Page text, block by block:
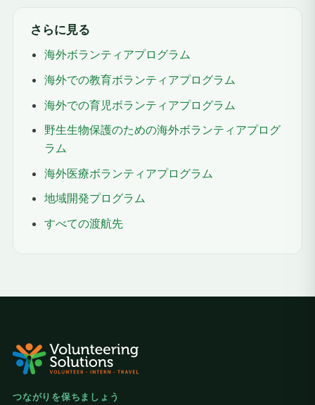
さらに見る
海外ボランティアプログラム
海外での教育ボランティアプログラム
海外での育児ボランティアプログラム
野生生物保護のための海外ボランティアプログ
ラム
海外医療ボランティアプログラム
地域開発プログラム
すべての渡航先
つながりを保ちましょう